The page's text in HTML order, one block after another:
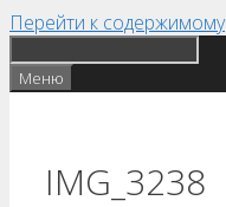
Перейти к содержимому
Меню
IMG_3238